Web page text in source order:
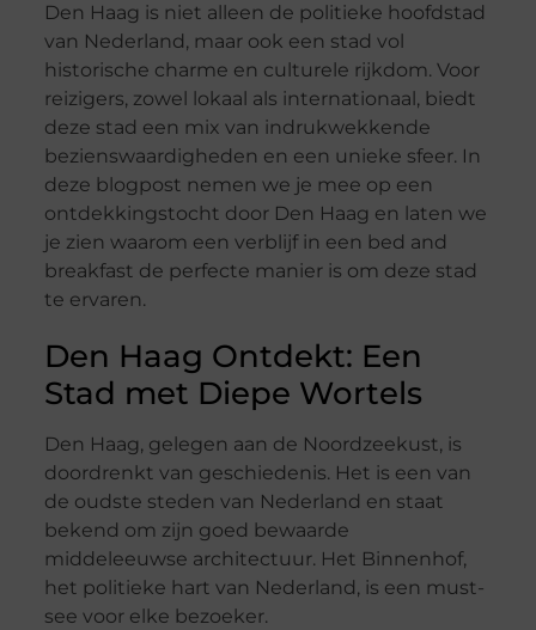
Den Haag is niet alleen de politieke hoofdstad
van Nederland, maar ook een stad vol
historische charme en culturele rijkdom. Voor
reizigers, zowel lokaal als internationaal, biedt
deze stad een mix van indrukwekkende
bezienswaardigheden en een unieke sfeer. In
deze blogpost nemen we je mee op een
ontdekkingstocht door Den Haag en laten we
je zien waarom een verblijf in een bed and
breakfast de perfecte manier is om deze stad
te ervaren.
Den Haag Ontdekt: Een
Stad met Diepe Wortels
Den Haag, gelegen aan de Noordzeekust, is
doordrenkt van geschiedenis. Het is een van
de oudste steden van Nederland en staat
bekend om zijn goed bewaarde
middeleeuwse architectuur. Het Binnenhof,
het politieke hart van Nederland, is een must-
see voor elke bezoeker.